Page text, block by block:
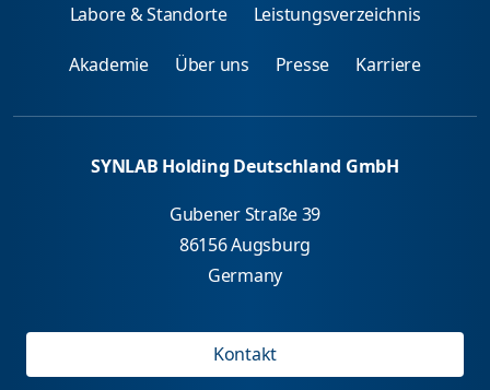
Labore & Standorte Leistungsverzeichnis
Akademie Über uns Presse Karriere
SYNLAB Holding Deutschland GmbH
Gubener Straße 39
86156 Augsburg
Germany
Kontakt